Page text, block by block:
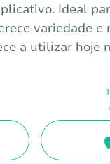
Ideal
variedade e
a utilizar hoje